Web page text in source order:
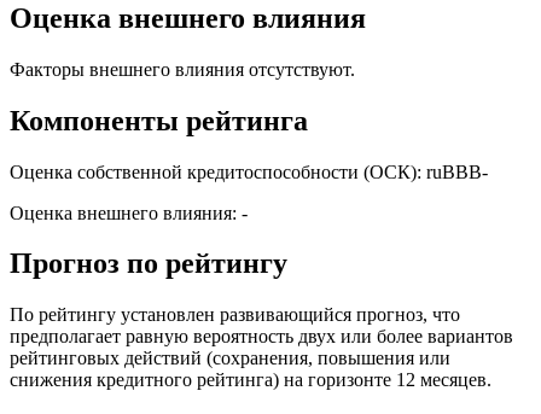
Оценка внешнего влияния
Факторы внешнего влияния отсутствуют.
Компоненты рейтинга
Оценка собственной кредитоспособности (ОСК): ruBBB-
Оценка внешнего влияния: -
Прогноз по рейтингу
По рейтингу установлен развивающийся прогноз, что
предполагает равную вероятность двух или более вариантов
рейтинговых действий (сохранения, повышения или
снижения кредитного рейтинга) на горизонте 12 месяцев.